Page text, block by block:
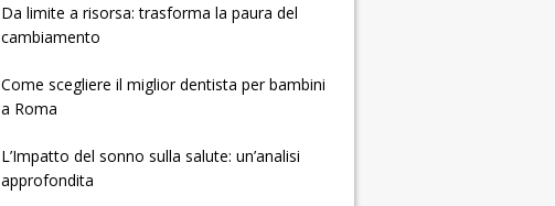
Da limite a risorsa: trasforma la paura del
cambiamento
Come scegliere il miglior dentista per bambini
a Roma
L’Impatto del sonno sulla salute: un’analisi
approfondita